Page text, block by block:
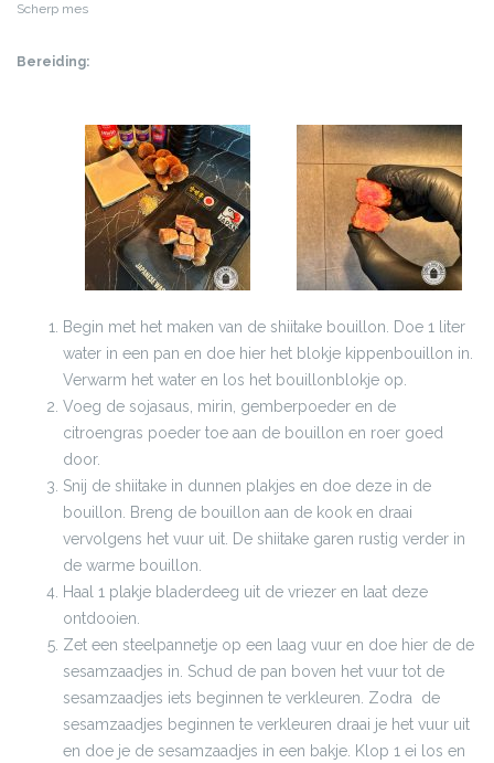
Scherp mes
Bereiding:
Begin met het maken van de shiitake bouillon. Doe 1 liter
water in een pan en doe hier het blokje kippenbouillon in.
Verwarm het water en los het bouillonblokje op.
Voeg de sojasaus, mirin, gemberpoeder en de
citroengras poeder toe aan de bouillon en roer goed
door.
Snij de shiitake in dunnen plakjes en doe deze in de
bouillon. Breng de bouillon aan de kook en draai
vervolgens het vuur uit. De shiitake garen rustig verder in
de warme bouillon.
Haal 1 plakje bladerdeeg uit de vriezer en laat deze
ontdooien.
Zet een steelpannetje op een laag vuur en doe hier de de
sesamzaadjes in. Schud de pan boven het vuur tot de
sesamzaadjes iets beginnen te verkleuren. Zodra de
sesamzaadjes beginnen te verkleuren draai je het vuur uit
en doe je de sesamzaadjes in een bakje. Klop 1 ei los en